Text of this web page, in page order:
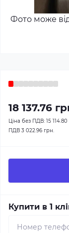
Фото може
18 137.76
Ціна без ПДВ: 15
ПДВ 3 022.96 грн.
Купити в 1